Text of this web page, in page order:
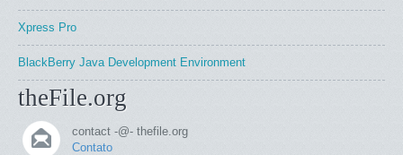
Xpress Pro
BlackBerry Java Development Environment
theFile.org
contact -@- thefile.org
Contato